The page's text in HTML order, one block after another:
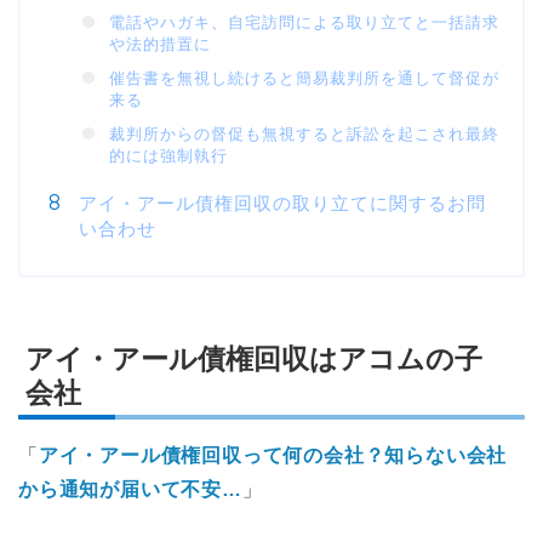
電話やハガキ、自宅訪問による取り立てと一括請求
や法的措置に
催告書を無視し続けると簡易裁判所を通して督促が
来る
裁判所からの督促も無視すると訴訟を起こされ最終
的には強制執行
アイ・アール債権回収の取り立てに関するお問
い合わせ
アイ・アール債権回収はアコムの子
会社
「 アイ・アール債権回収って何の会社？知らない会社
から通知が届いて不安… 」